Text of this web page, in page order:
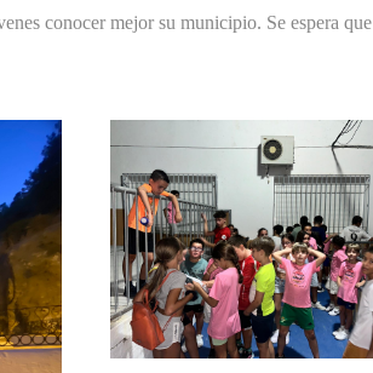
conocer mejor su municipio. Se espera que